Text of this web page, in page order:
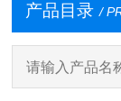
产品目录 /